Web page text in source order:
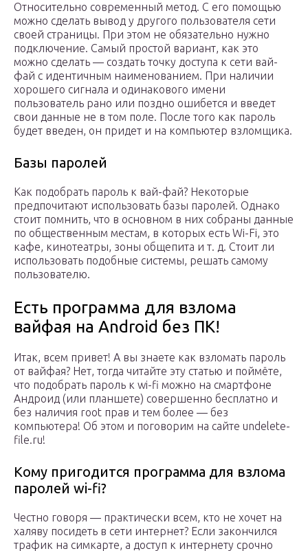
Относительно современный метод. С его помощью
можно сделать вывод у другого пользователя сети
своей страницы. При этом не обязательно нужно
подключение. Самый простой вариант, как это
можно сделать — создать точку доступа к сети вай-
фай с идентичным наименованием. При наличии
хорошего сигнала и одинакового имени
пользователь рано или поздно ошибется и введет
свои данные не в том поле. После того как пароль
будет введен, он придет и на компьютер взломщика.
Базы паролей
Как подобрать пароль к вай-фай? Некоторые
предпочитают использовать базы паролей. Однако
стоит помнить, что в основном в них собраны данные
по общественным местам, в которых есть Wi-Fi, это
кафе, кинотеатры, зоны общепита и т. д. Стоит ли
использовать подобные системы, решать самому
пользователю.
Есть программа для взлома
вайфая на Android без ПК!
Итак, всем привет! А вы знаете как взломать пароль
от вайфая? Нет, тогда читайте эту статью и поймёте,
что подобрать пароль к wi-fi можно на смартфоне
Андроид (или планшете) совершенно бесплатно и
без наличия root прав и тем более — без
компьютера! Об этом и поговорим на сайте undelete-
file.ru!
Кому пригодится программа для взлома
паролей wi-fi?
Честно говоря — практически всем, кто не хочет на
халяву посидеть в сети интернет? Если закончился
трафик на симкарте, а доступ к интернету срочно